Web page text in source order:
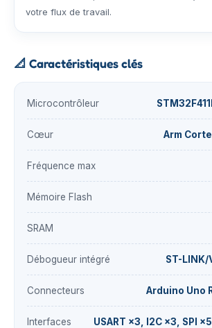
votre flux de travail.
📐 Caractéristiques clés
Microcontrôleur
Cœur Arm
Fréquence max
Mémoire Flash
SRAM
Débogueur intégré ST-
Connecteurs Arduino Uno
Interfaces
USART ×3, I2C ×3, SPI